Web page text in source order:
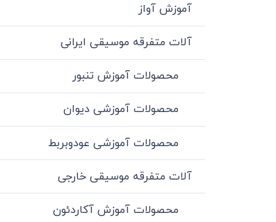
آموزش آواز
آلات متفرقه موسیقی ایرانی
محصولات آموزش تنبور
محصولات آموزشی دیوان
محصولات آموزشی عودوبربط
آلات متفرقه موسیقی خارجی
محصولات آموزش آکاردئون